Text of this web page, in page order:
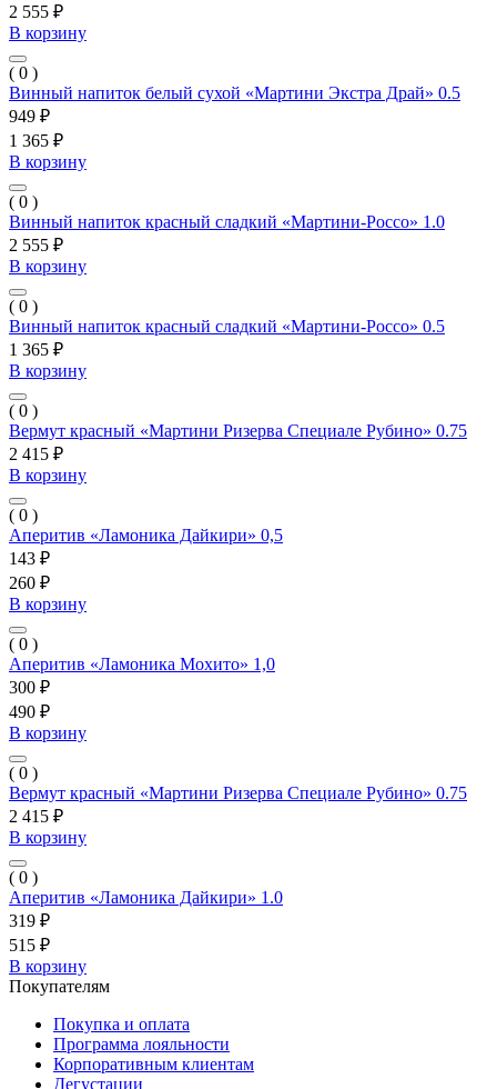
2 555 ₽
В корзину
( 0 )
Винный напиток белый сухой «Мартини Экстра Драй» 0.5
949 ₽
1 365 ₽
В корзину
( 0 )
Винный напиток красный сладкий «Мартини-Россо» 1.0
2 555 ₽
В корзину
( 0 )
Винный напиток красный сладкий «Мартини-Россо» 0.5
1 365 ₽
В корзину
( 0 )
Вермут красный «Мартини Ризерва Специале Рубино» 0.75
2 415 ₽
В корзину
( 0 )
Аперитив «Ламоника Дайкири» 0,5
143 ₽
260 ₽
В корзину
( 0 )
Аперитив «Ламоника Мохито» 1,0
300 ₽
490 ₽
В корзину
( 0 )
Вермут красный «Мартини Ризерва Специале Рубино» 0.75
2 415 ₽
В корзину
( 0 )
Аперитив «Ламоника Дайкири» 1.0
319 ₽
515 ₽
В корзину
Покупателям
Покупка и оплата
Программа лояльности
Корпоративным клиентам
Дегустации